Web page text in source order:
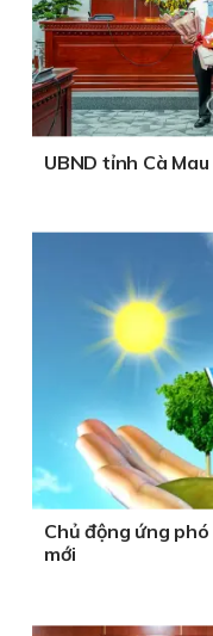
UBND tỉnh Cà
Chủ động ứng
mới